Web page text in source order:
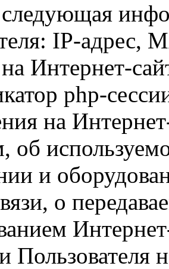
следующая
IP-адрес,
Интернет-
php-
на
об
и
о
Пользователя